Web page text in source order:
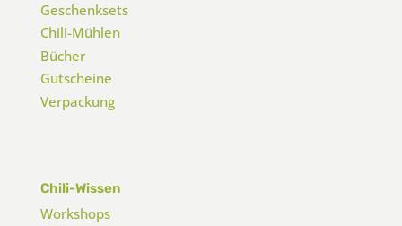
Geschenksets
Chili-Mühlen
Bücher
Gutscheine
Verpackung
Chili-Wissen
Workshops